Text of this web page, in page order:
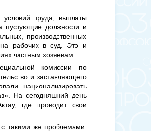
труда, выплаты
пустующие должности и
производственных
на рабочих в суд. Это и
частным хозяевам.
комиссии по
и заставляющего
национализировать
На сегодняшний день
где проводит свои
такими же проблемами.